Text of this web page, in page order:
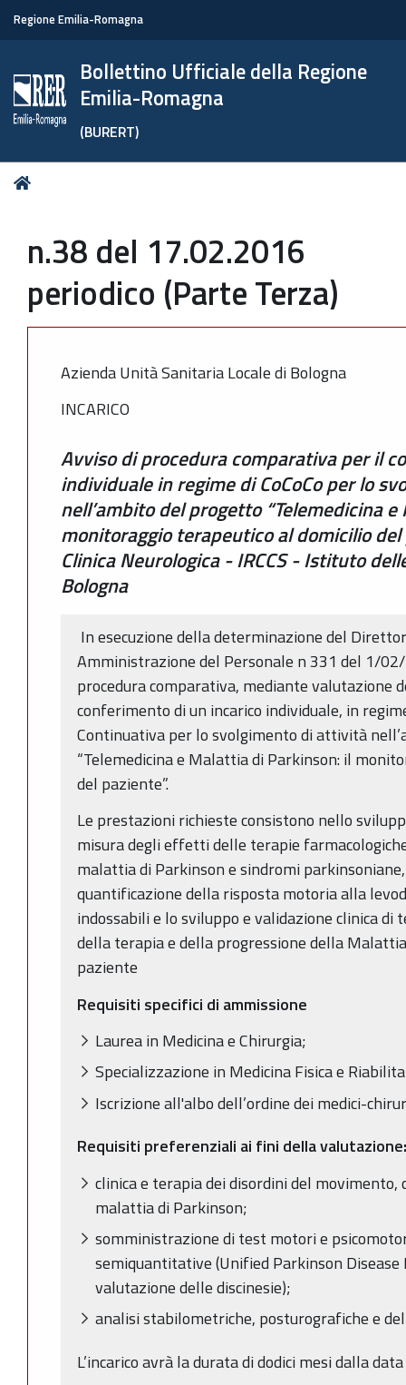
Regione Emilia-Romagna
Bollettino Ufficiale della Regione
Emilia-Romagna
(BURERT)
Tu
n.38 del 17.02.2016
periodico (Parte Terza)
Azienda Unità Sanitaria Locale di Bologna
INCARICO
Avviso di procedura comparativa per il
individuale in regime di CoCoCo per lo
nell’ambito del progetto “Telemedicina
monitoraggio terapeutico al domicilio del
Clinica Neurologica - IRCCS - Istituto
Bologna
In esecuzione della determinazione del
Amministrazione del Personale n 331 del 1/
procedura comparativa, mediante valutazione
conferimento di un incarico individuale, in
Continuativa per lo svolgimento di attività
“Telemedicina e Malattia di Parkinson: il
del paziente”.
Le prestazioni richieste consistono nello
misura degli effetti delle terapie
malattia di Parkinson e sindromi
quantificazione della risposta motoria alla
indossabili e lo sviluppo e validazione clinica
della terapia e della progressione della
paziente
Requisiti specifici di ammissione
Laurea in Medicina e Chirurgia;
Specializzazione in Medicina Fisica e
Iscrizione all'albo dell’ordine dei medici-
Requisiti preferenziali ai fini della valutazione:
clinica e terapia dei disordini del
malattia di Parkinson;
somministrazione di test motori e
semiquantitative (Unified Parkinson Disease
valutazione delle discinesie);
analisi stabilometriche, posturografiche e
L’incarico avrà la durata di dodici mesi dalla